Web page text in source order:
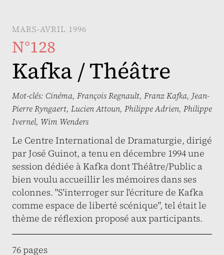
MARS-AVRIL 1996
N°128
Kafka / Théâtre
Mot-clés: Cinéma, François Regnault, Franz Kafka, Jean-
Pierre Ryngaert, Lucien Attoun, Philippe Adrien, Philippe
Ivernel, Wim Wenders
Le Centre International de Dramaturgie, dirigé
par José Guinot, a tenu en décembre 1994 une
session dédiée à Kafka dont Théâtre/Public a
bien voulu accueillir les mémoires dans ses
colonnes. "S'interroger sur l'écriture de Kafka
comme espace de liberté scénique", tel était le
thème de réflexion proposé aux participants.
76 pages